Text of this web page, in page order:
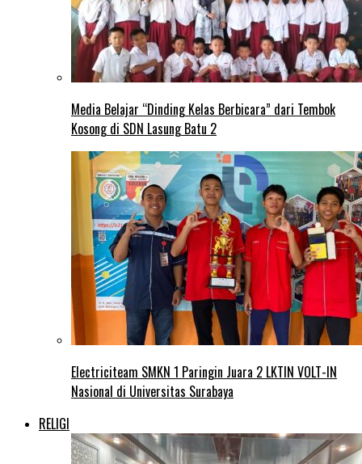
Media Belajar “Dinding Kelas Berbicara” dari Tembok
Kosong di SDN Lasung Batu 2
Electriciteam SMKN 1 Paringin Juara 2 LKTIN VOLT-IN
Nasional di Universitas Surabaya
RELIGI